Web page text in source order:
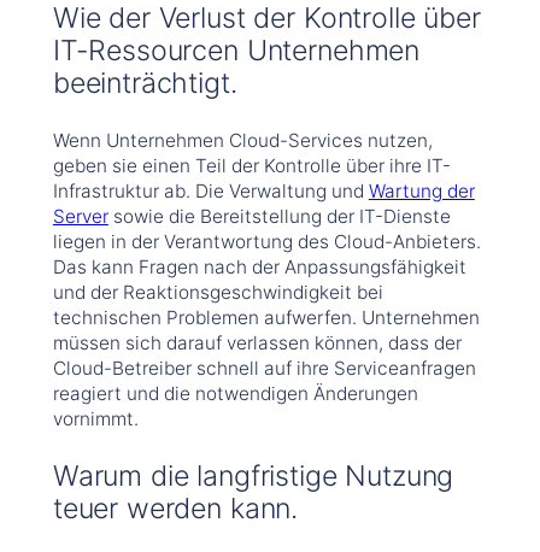
Wie der Verlust der Kontrolle über
IT-Ressourcen Unternehmen
beeinträchtigt.
Wenn Unternehmen Cloud-Services nutzen,
geben sie einen Teil der Kontrolle über ihre IT-
Infrastruktur ab. Die Verwaltung und Wartung der
Serversowie die Bereitstellung der IT-Dienste
liegen in der Verantwortung des Cloud-Anbieters.
Das kann Fragen nach der Anpassungsfähigkeit
und der Reaktionsgeschwindigkeit bei
technischen Problemen aufwerfen. Unternehmen
müssen sich darauf verlassen können, dass der
Cloud-Betreiber schnell auf ihre Serviceanfragen
reagiert und die notwendigen Änderungen
vornimmt.
Warum die langfristige Nutzung
teuer werden kann.